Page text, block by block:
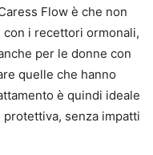
Flow è che non
i recettori ormonali,
per le donne con
quelle che hanno
è quindi ideale
protettiva, senza impatti